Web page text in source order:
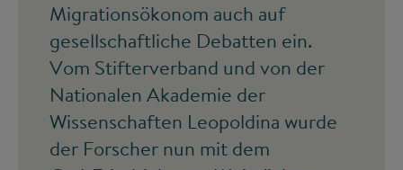
Migrationsökonom auch auf
gesellschaftliche Debatten ein.
Vom Stifterverband und von der
Nationalen Akademie der
Wissenschaften Leopoldina wurde
der Forscher nun mit dem